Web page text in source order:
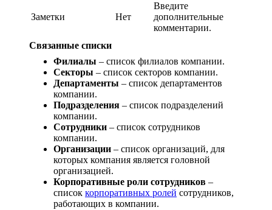
Заметки Нет
Введите
дополнительные
комментарии.
Связанные списки
Филиалы – список филиалов компании.
Секторы – список секторов компании.
Департаменты – список департаментов
компании.
Подразделения – список подразделений
компании.
Сотрудники – список сотрудников
компании.
Организации – список организаций, для
которых компания является головной
организацией.
Корпоративные роли сотрудников –
список корпоративных ролей сотрудников,
работающих в компании.